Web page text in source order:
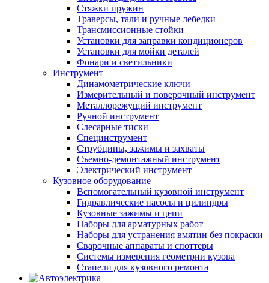
Стяжки пружин
Траверсы, тали и ручные лебедки
Трансмиссионные стойки
Установки для заправки кондиционеров
Установки для мойки деталей
Фонари и светильники
Инструмент
Динамометрические ключи
Измерительный и поверочный инструмент
Металлорежущий инструмент
Ручной инструмент
Слесарные тиски
Специнструмент
Струбцины, зажимы и захваты
Съемно-демонтажный инструмент
Электрический инструмент
Кузовное оборудование
Вспомогательный кузовной инструмент
Гидравлические насосы и цилиндры
Кузовные зажимы и цепи
Наборы для арматурных работ
Наборы для устранения вмятин без покраски
Сварочные аппараты и споттеры
Системы измерения геометрии кузова
Стапели для кузовного ремонта